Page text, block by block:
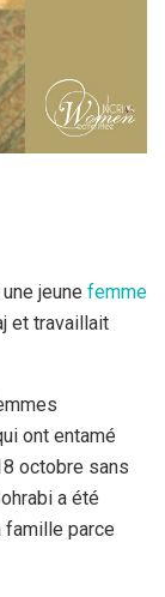
jeune femme
et travaillait
ont entamé
octobre sans
a été
parce